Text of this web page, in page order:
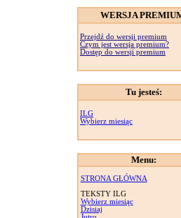
WERSJA
Przejdź do wersji premium
Czym jest wersja premium?
Dostęp do wersji premium
Tu jesteś:
ILG
Wybierz miesiąc
Menu:
STRONA GŁÓWNA
TEKSTY ILG
Wybierz miesiąc
Dzisiaj